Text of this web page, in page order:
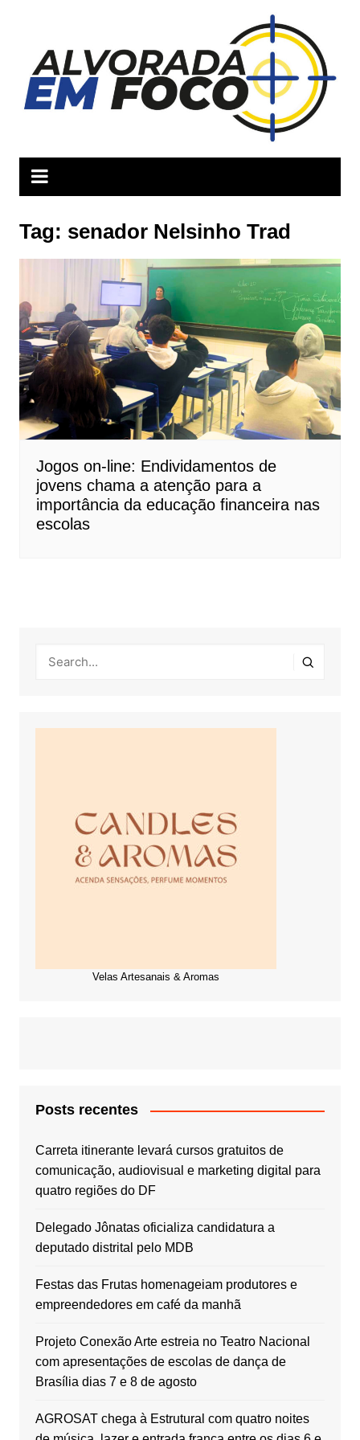
conteúdo
Tag: senador Nelsinho Trad
Jogos on-line: Endividamentos de
jovens chama a atenção para a
importância da educação financeira nas
escolas
Velas Artesanais & Aromas
Posts recentes
Carreta itinerante levará cursos gratuitos de
comunicação, audiovisual e marketing digital para
quatro regiões do DF
Delegado Jônatas oficializa candidatura a
deputado distrital pelo MDB
Festas das Frutas homenageiam produtores e
empreendedores em café da manhã
Projeto Conexão Arte estreia no Teatro Nacional
com apresentações de escolas de dança de
Brasília dias 7 e 8 de agosto
AGROSAT chega à Estrutural com quatro noites